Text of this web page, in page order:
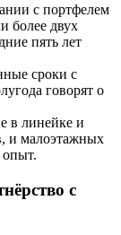
с портфелем
более двух
пять лет
сроки с
говорят о
в линейке и
и малоэтажных
опыт.
с